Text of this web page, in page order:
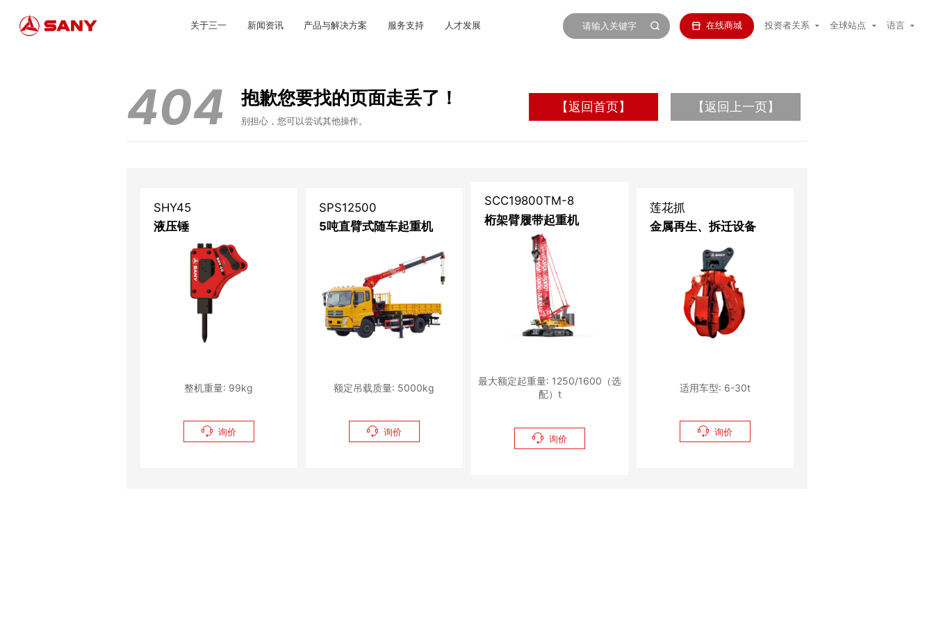
关于三一 新闻资讯 产品与解决方案 服务支持 人才发展 在线商城 投资者关系 全球站点 语言
404 抱歉您要找的页面走丢了！
别担心，您可以尝试其他操作。
【返回首页】 【返回上一页】
SHY45
液压锤
整机重量: 99kg
 询价
SPS12500
5吨直臂式随车起重机
额定吊载质量: 5000kg
 询价
SCC19800TM-8
桁架臂履带起重机
最大额定起重量: 1250/1600（选
配）t
 询价
莲花抓
金属再生、拆迁设备
适用车型: 6-30t
 询价